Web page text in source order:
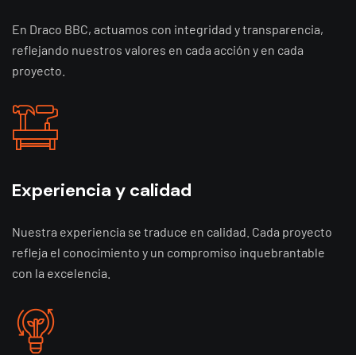
En Draco BBC, actuamos con integridad y transparencia,
reflejando nuestros valores en cada acción y en cada
proyecto.
Experiencia y calidad
Nuestra experiencia se traduce en calidad. Cada proyecto
refleja el conocimiento y un compromiso inquebrantable
con la excelencia.